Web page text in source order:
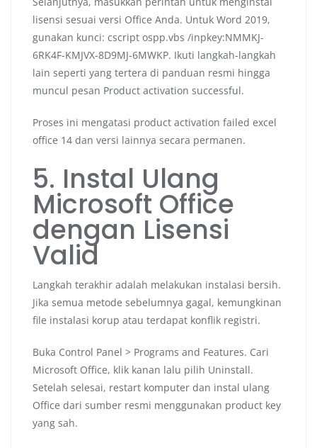
lisensi sesuai versi Office Anda. Untuk Word 2019,
gunakan kunci: cscript ospp.vbs /inpkey:NMMKJ-
6RK4F-KMJVX-8D9MJ-6MWKP. Ikuti langkah-langkah
lain seperti yang tertera di panduan resmi hingga
muncul pesan Product activation successful.
Proses ini mengatasi product activation failed excel
office 14 dan versi lainnya secara permanen.
5. Instal Ulang
Microsoft Office
dengan Lisensi
Valid
Langkah terakhir adalah melakukan instalasi bersih.
Jika semua metode sebelumnya gagal, kemungkinan
file instalasi korup atau terdapat konflik registri.
Buka Control Panel > Programs and Features. Cari
Microsoft Office, klik kanan lalu pilih Uninstall.
Setelah selesai, restart komputer dan instal ulang
Office dari sumber resmi menggunakan product key
yang sah.